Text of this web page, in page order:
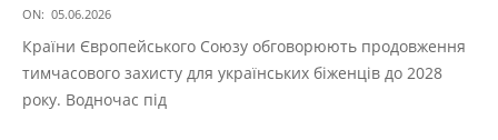
ON: 05.06.2026
Країни Європейського Союзу обговорюють продовження
тимчасового захисту для українських біженців до 2028
року. Водночас під